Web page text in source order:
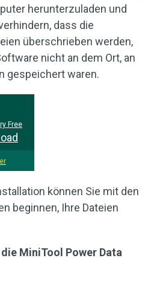
herunterzuladen und
dass die
überschrieben werden,
nicht an dem Ort, an
gespeichert waren.
Free
können Sie mit den
beginnen, Ihre Dateien
MiniTool Power Data